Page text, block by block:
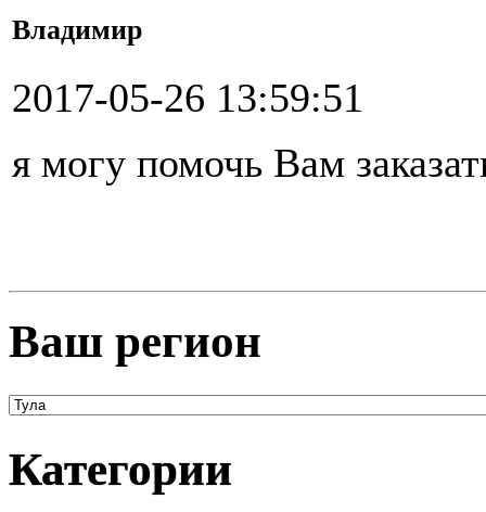
Владимир
2017-05-26 13:59:51
я могу помочь Вам
Ваш регион
Категории